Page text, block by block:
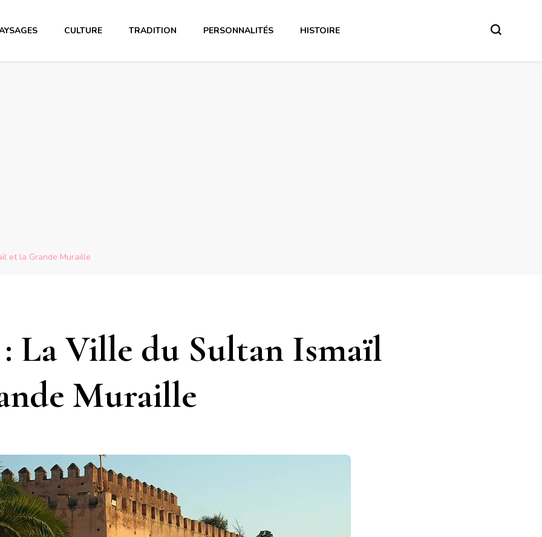
CULTURE TRADITION PERSONNALITÉS HISTOIRE
et la Grande Muraille
La Ville du Sultan Ismaïl
Muraille